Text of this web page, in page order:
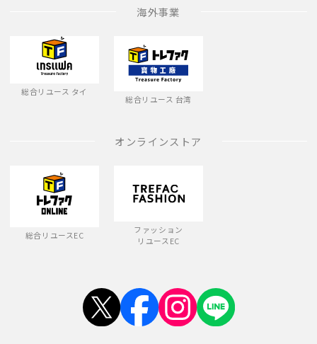
海外事業
総合リユース タイ
総合リユース 台湾
オンラインストア
総合リユースEC
ファッション
リユースEC